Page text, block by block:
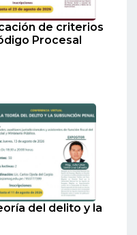
de criterios
Procesal
del delito y la